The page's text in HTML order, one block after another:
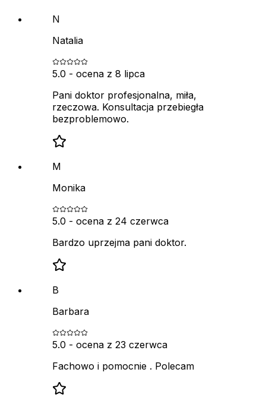
N
Natalia
5.0 - ocena z 8 lipca
Pani doktor profesjonalna, miła,
rzeczowa. Konsultacja przebiegła
bezproblemowo.
M
Monika
5.0 - ocena z 24 czerwca
Bardzo uprzejma pani doktor.
B
Barbara
5.0 - ocena z 23 czerwca
Fachowo i pomocnie . Polecam